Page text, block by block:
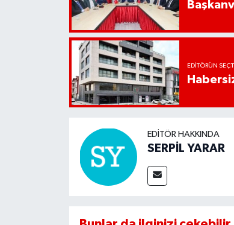
EDITÖRÜN
EDITÖR HAKKINDA
SERPİL YARAR